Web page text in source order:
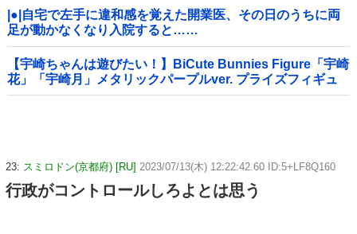
|●|自宅で左手に違和感を覚えた開業医、その日のうちに両
足が動かなくなり入院すると……
【宇崎ちゃんは遊びたい！】BiCute Bunnies Figure「宇崎
花」「宇崎月」メタリックパープルver. プライズフィギュ
ア【ラウンドワン限定で展開決定】
23: スミロドン(京都府) [RU] 2023/07/13(木) 12:22:42.60 ID:5+LF8Q160
行政がコントロールしろよとは思う